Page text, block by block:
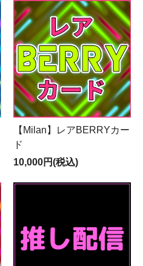
【Milan】レアBERRYカー
ド
10,000円(税込)